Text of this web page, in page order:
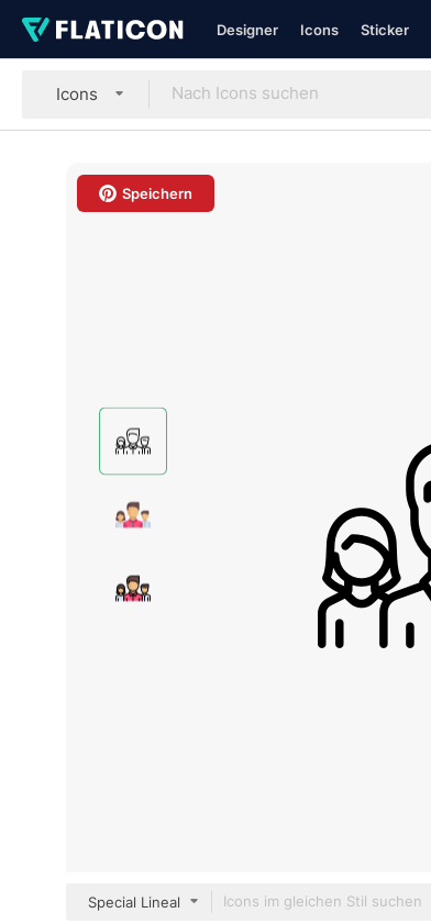
Designer Icons Sticker
Icons
Speichern
Special Lineal